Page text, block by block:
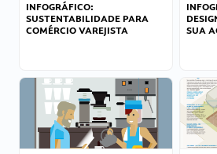
INFOGRÁFICO:
SUSTENTABILIDADE PARA
COMÉRCIO VAREJISTA
SUA